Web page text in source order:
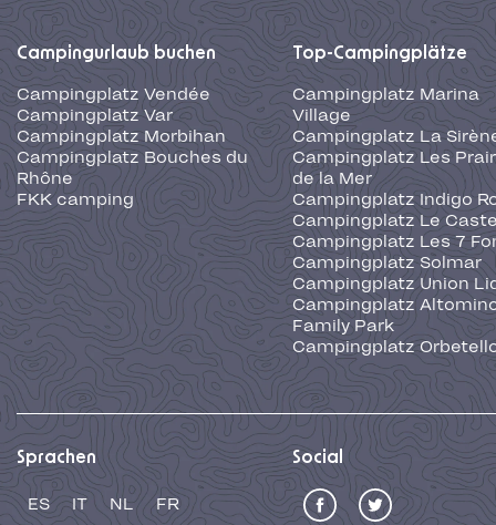
Campingurlaub buchen
Campingplatz Vendée
Campingplatz Var
Campingplatz Morbihan
Campingplatz Bouches du
Rhône
FKK camping
Top-Campingplätze
Campingplatz Marina
Village
Campingplatz La
Campingplatz Les
de la Mer
Campingplatz Indigo
Campingplatz Le
Campingplatz Les 7
Campingplatz Solmar
Campingplatz Union
Campingplatz
Family Park
Campingplatz
Sprachen
ES IT NL
FR
Social